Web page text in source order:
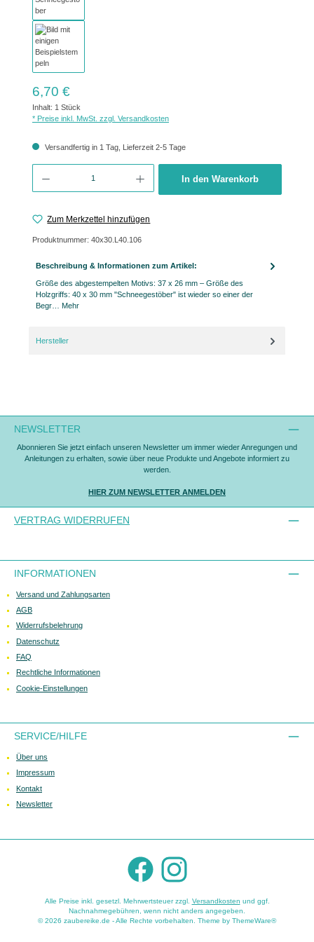
Regulärer Preis:
6,70 €
Inhalt: 1 Stück
* Preise inkl. MwSt. zzgl. Versandkosten
Versandfertig in 1 Tag, Lieferzeit 2-5 Tage
In den Warenkorb
Zum Merkzettel hinzufügen
Produktnummer: 40x30.L40.106
Beschreibung & Informationen zum Artikel:
Größe des abgestempelten Motivs: 37 x 26 mm – Größe des
Holzgriffs: 40 x 30 mm "Schneegestöber" ist wieder so einer der
Begr… Mehr
Hersteller
NEWSLETTER
Abonnieren Sie jetzt einfach unseren Newsletter um immer wieder Anregungen und
Anleitungen zu erhalten, sowie über neue Produkte und Angebote informiert zu
werden.
HIER ZUM NEWSLETTER ANMELDEN
VERTRAG WIDERRUFEN
INFORMATIONEN
Versand und Zahlungsarten
AGB
Widerrufsbelehrung
Datenschutz
FAQ
Rechtliche Informationen
Cookie-Einstellungen
SERVICE/HILFE
Über uns
Impressum
Kontakt
Newsletter
Facebook Instagram
Alle Preise inkl. gesetzl. Mehrwertsteuer zzgl. Versandkosten und ggf.
Nachnahmegebühren, wenn nicht anders angegeben.
© 2026 zaubereike.de - Alle Rechte vorbehalten. Theme by ThemeWare®